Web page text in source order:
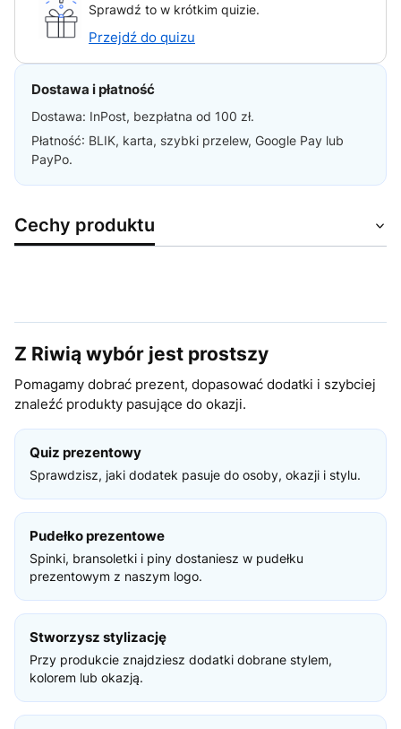
Sprawdź to w krótkim quizie.
Przejdź do quizu
Dostawa i płatność
Dostawa: InPost, bezpłatna od 100 zł.
Płatność: BLIK, karta, szybki przelew, Google Pay lub
PayPo.
Cechy produktu
Z Riwią wybór jest prostszy
Pomagamy dobrać prezent, dopasować dodatki i szybciej
znaleźć produkty pasujące do okazji.
Quiz prezentowy
Sprawdzisz, jaki dodatek pasuje do osoby, okazji i stylu.
Pudełko prezentowe
Spinki, bransoletki i piny dostaniesz w pudełku
prezentowym z naszym logo.
Stworzysz stylizację
Przy produkcie znajdziesz dodatki dobrane stylem,
kolorem lub okazją.